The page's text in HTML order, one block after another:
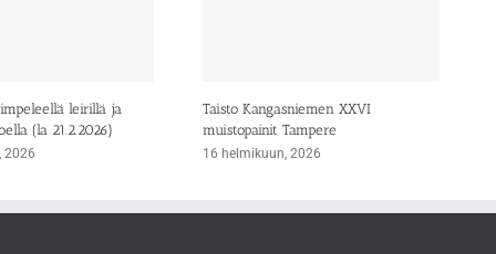
leirillä ja
(la 21.2.2026)
2026
Taisto Kangasniemen XXVI
muistopainit Tampere
16 helmikuun, 2026